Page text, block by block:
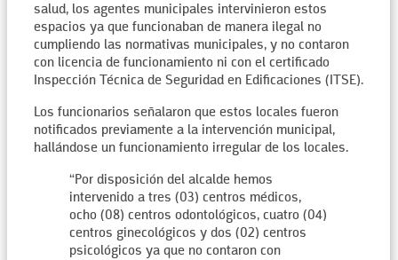
salud, los agentes municipales intervinieron estos
espacios ya que funcionaban de manera ilegal no
cumpliendo las normativas municipales, y no contaron
con licencia de funcionamiento ni con el certificado
Inspección Técnica de Seguridad en Edificaciones (ITSE).
Los funcionarios señalaron que estos locales fueron
notificados previamente a la intervención municipal,
hallándose un funcionamiento irregular de los locales.
“Por disposición del alcalde hemos
intervenido a tres (03) centros médicos,
ocho (08) centros odontológicos, cuatro (04)
centros ginecológicos y dos (02) centros
psicológicos ya que no contaron con